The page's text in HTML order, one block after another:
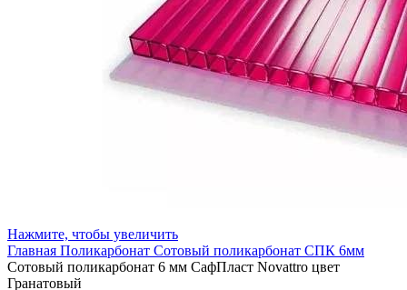
Нажмите, чтобы увеличить
Главная Поликарбонат Сотовый поликарбонат СПК 6мм
Сотовый поликарбонат 6 мм СафПласт Novattro цвет
Гранатовый